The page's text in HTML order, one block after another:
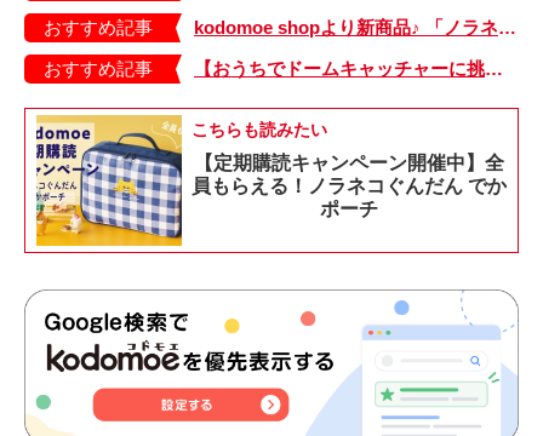
おすすめ記事
kodomoe shopより新商品♪ 「ノラネコぐんだん」なりきり帽子（大、小）が登場！
おすすめ記事
【おうちでドームキャッチャーに挑戦だ】アンパンマン わくわくドームキャッチャー
こちらも読みたい
【定期購読キャンペーン開催中】全
員もらえる！ノラネコぐんだん でか
ポーチ